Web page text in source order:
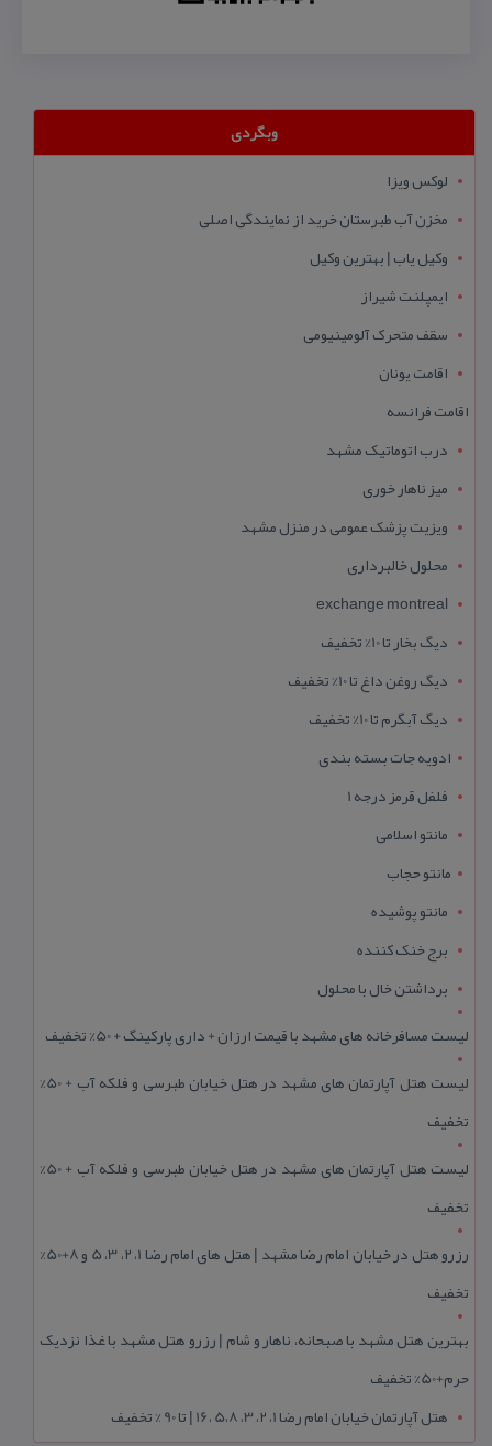
وبگردی
لوکس ویزا
مخزن آب طبرستان خرید از نمایندگی اصلی
وکیل یاب | بهترین وکیل
ایمپلنت شیراز
سقف متحرک آلومینیومی
اقامت یونان
اقامت فرانسه
درب اتوماتیک مشهد
میز ناهار خوری
ویزیت پزشک عمومی در منزل مشهد
محلول خالبرداری
exchange montreal
دیگ بخار تا 10% تخفیف
دیگ روغن داغ تا 10% تخفیف
دیگ آبگرم تا 10% تخفیف
ادویه جات بسته بندی
فلفل قرمز درجه 1
مانتو اسلامی
مانتو حجاب
مانتو پوشیده
برج خنک کننده
برداشتن خال با محلول
لیست مسافرخانه های مشهد با قیمت ارزان + داری پارکینگ + 50% تخفیف
لیست هتل آپارتمان های مشهد در هتل خیابان طبرسی و فلکه آب + 50%
تخفیف
لیست هتل آپارتمان های مشهد در هتل خیابان طبرسی و فلکه آب + 50%
تخفیف
رزرو هتل در خیابان امام رضا مشهد | هتل‌ های امام رضا 1، 2، 3، 5 و 8+50%
تخفیف
بهترین هتل مشهد با صبحانه، ناهار و شام | رزرو هتل مشهد با غذا نزدیک
حرم+50% تخفیف
هتل آپارتمان خیابان امام رضا 1، 2، 3، 5،8 ،16 | تا 90 % تخفیف